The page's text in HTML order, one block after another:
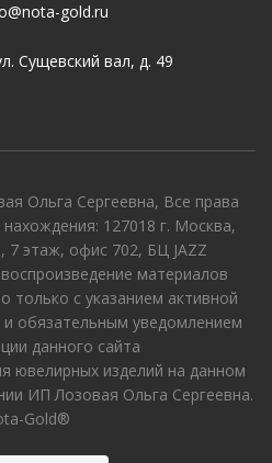
gold.ru
Сущевский вал, д. 49
Ольга Сергеевна, Все права
127018 г. Москва,
7 этаж, офис 702, БЦ JAZZ
материалов
только с указанием активной
и обязательным уведомлением
данного сайта
ювелирных изделий на данном
ИП Лозовая Ольга Сергеевна.
Gold®